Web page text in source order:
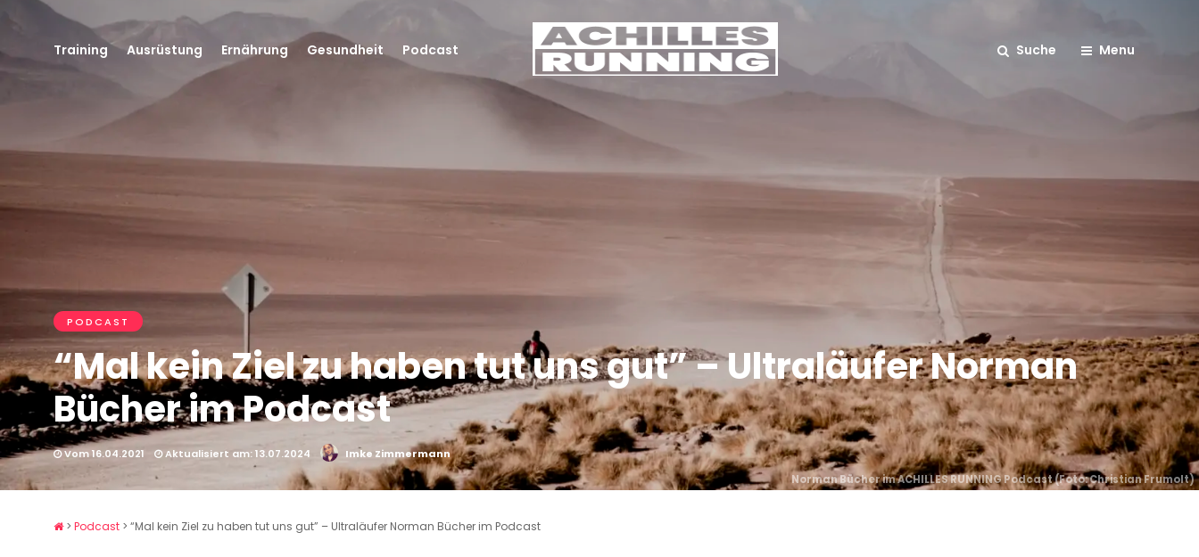
Training Ausrüstung Ernährung Gesundheit Podcast Suche Menu
PODCAST
“Mal kein Ziel zu haben tut uns gut” – Ultraläufer Norman
Bücher im Podcast
Vom 16.04.2021 Aktualisiert am: 13.07.2024
Imke Zimmermann
Norman Bücher im ACHILLES RUNNING Podcast (Foto: Christian Frumolt)
> Podcast > “Mal kein Ziel zu haben tut uns gut” – Ultraläufer Norman Bücher im Podcast